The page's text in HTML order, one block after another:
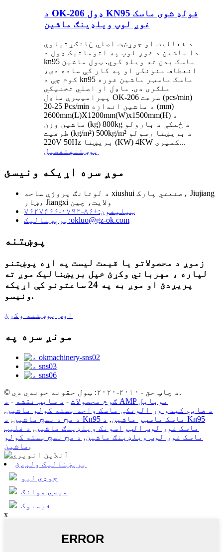
د OK-206 ډول KN95 فولډ شوی ماسک
غوږ لوپ ویلډینګ ماشین
د فعالیت او جوړښت اصلي ځانګړتیاوې
دا ماشین د غوږ لوپ په اتوماتيک ډول د
kn95 ماسک بدن ته ویلډ کوي. ټول ماشین
انعطاف منونکی او په کار کې ساده دی،
کوم چې د kn95 ماسک ماسټر ماشین غوره
ملګری دی. ماډل او اصلي تخنیکي
پیرامیټرې ماډل OK-206 سرعت (pcs/min)
20-25 Pcs/min د ماشین اندازه (mm)
2600mm(L)X1200mm(W)x1500mm(H) د
ماشین وزن (kg) 800kg د ځمکې د بارولو
ظرفیت (kg/m²) 500kg/m² د بریښنا رسولو
220V 50Hz بریښنا (KW) 4KW کمپری...
پوښتنه تفصیل
موږ سره اړیکه ونیسئ
د لوتانګ پروژې ساحه xiushui صنعتي پارک، Jiujiang
ښار، Jiangxi ولایت، چین
ټیلیفون:+۸۶-۰۷۹۲-۷۶۲۷۴۶۶
برېښنالیک:okluo@gz-ok.com
پوښتنه
زموږ د محصولاتو یا قیمت لیست په اړه پوښتنو
لپاره ، مهرباني وکړئ خپل بریښنالیک موږ ته
پریږدئ او موږ به په 24 ساعتونو کې اړیکه
ونیسو.
اوس پوښتنه وکړئ
مونږ سره په
© د چاپ حق - ۲۰۱۰-۲۰۲۰: ټول حقونه خوندي دي.
ګرم محصولات - د سایټ نقشه -
د AMP موبایل
د ضایع کیدو وړ الوتکې ماسک واحد بسته کولو ماشین,
د مخ د نسج ماشین, د Kn95 ماسک ماسټر ماشین, د Kn95
ماسک غوږ لوپ الټراسونک ویلډینګ ماشین, د فلیټ
ماسک غوږ لوپ ویلډینګ ماشین, د مخ نسج بسته کولو
ماشین ,
برېښنالیک ولېږئ
جوډي لیو
میسي هوانګ
فیسبوک
x